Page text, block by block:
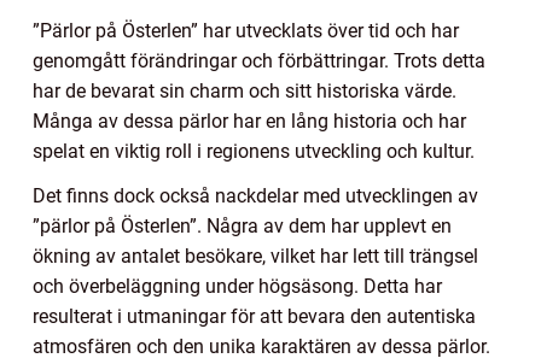
”Pärlor på Österlen” har utvecklats över tid och har
genomgått förändringar och förbättringar. Trots detta
har de bevarat sin charm och sitt historiska värde.
Många av dessa pärlor har en lång historia och har
spelat en viktig roll i regionens utveckling och kultur.
Det finns dock också nackdelar med utvecklingen av
”pärlor på Österlen”. Några av dem har upplevt en
ökning av antalet besökare, vilket har lett till trängsel
och överbeläggning under högsäsong. Detta har
resulterat i utmaningar för att bevara den autentiska
atmosfären och den unika karaktären av dessa pärlor.